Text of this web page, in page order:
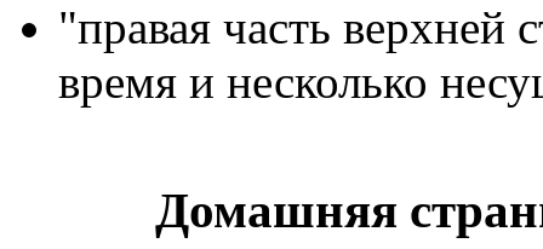
"правая часть верхней
время и несколько
Домашняя